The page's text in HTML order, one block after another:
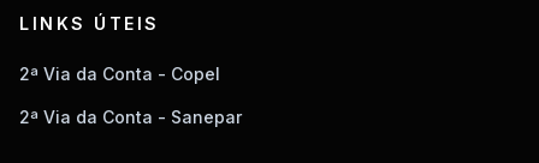
LINKS ÚTEIS
2ª Via da Conta - Copel
2ª Via da Conta - Sanepar